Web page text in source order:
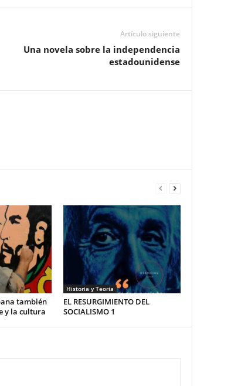
Artículo siguiente
Una novela sobre la independencia
estadounidense
también
y la cultura
Historia y Teoria
EL RESURGIMIENTO DEL
SOCIALISMO 1